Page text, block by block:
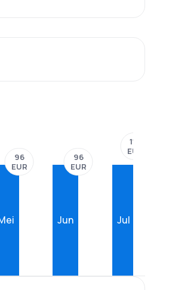
96
EUR
Jun
96
EUR
Jul
112
EUR